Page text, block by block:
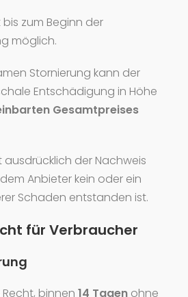
bis zum Beginn der
möglich.
Stornierung kann der
Entschädigung in Höhe
Gesamtpreises
ausdrücklich der Nachweis
Anbieter kein oder ein
Schaden entstanden ist.
für Verbraucher
binnen 14 Tagen ohne